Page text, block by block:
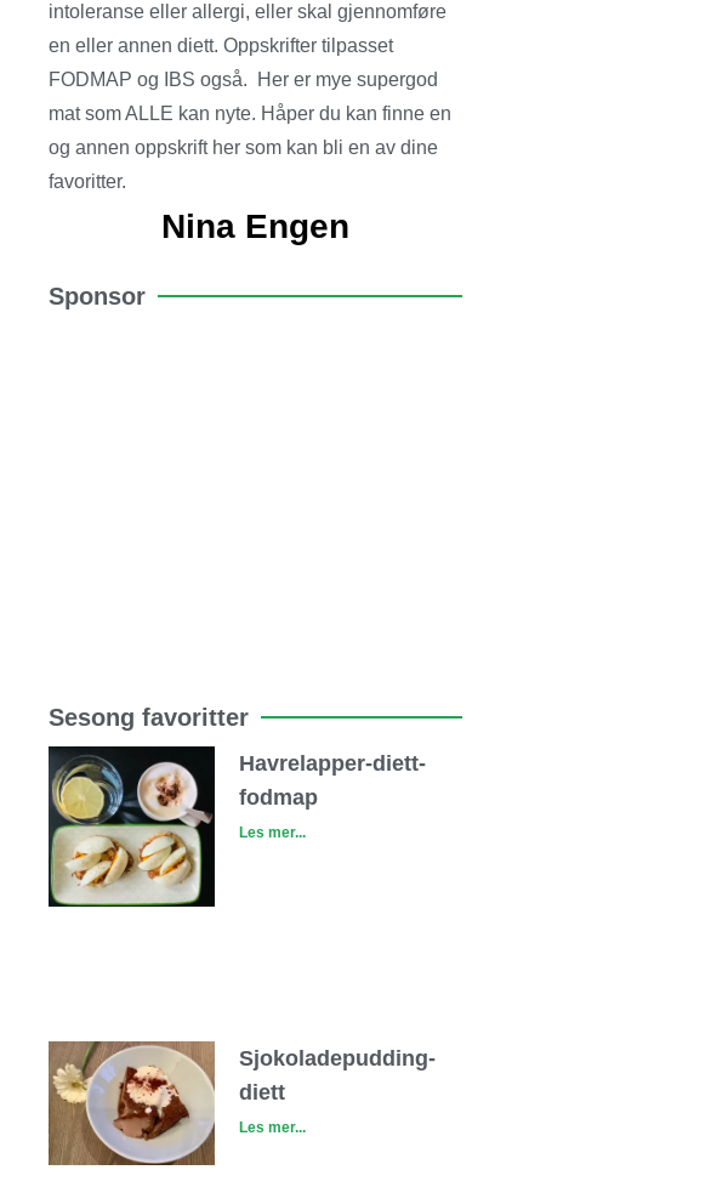
intoleranse eller allergi, eller skal gjennomføre
en eller annen diett. Oppskrifter tilpasset
FODMAP og IBS også. Her er mye supergod
mat som ALLE kan nyte. Håper du kan finne en
og annen oppskrift her som kan bli en av dine
favoritter.
Nina Engen
Sponsor
Sesong favoritter
Havrelapper-diett-
fodmap
Les mer...
Sjokoladepudding-
diett
Les mer...